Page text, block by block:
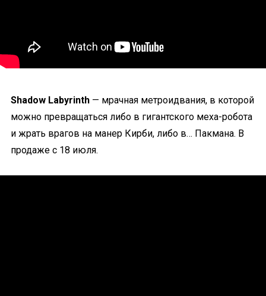
Shadow Labyrinth — мрачная метроидвания, в которой
можно превращаться либо в гигантского меха-робота
и жрать врагов на манер Кирби, либо в… Пакмана. В
продаже с 18 июля.